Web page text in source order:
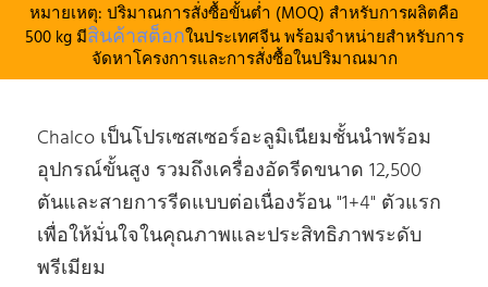
หมายเหตุ: ปริมาณการสั่งซื้อขั้นต่ำ (MOQ) สำหรับการผลิตคือ
500 kg มีสินค้าสต็อกในประเทศจีน พร้อมจำหน่ายสำหรับการ
จัดหาโครงการและการสั่งซื้อในปริมาณมาก
Chalco เป็นโปรเซสเซอร์อะลูมิเนียมชั้นนําพร้อม
อุปกรณ์ขั้นสูง รวมถึงเครื่องอัดรีดขนาด 12,500
ตันและสายการรีดแบบต่อเนื่องร้อน "1+4" ตัวแรก
เพื่อให้มั่นใจในคุณภาพและประสิทธิภาพระดับ
พรีเมียม